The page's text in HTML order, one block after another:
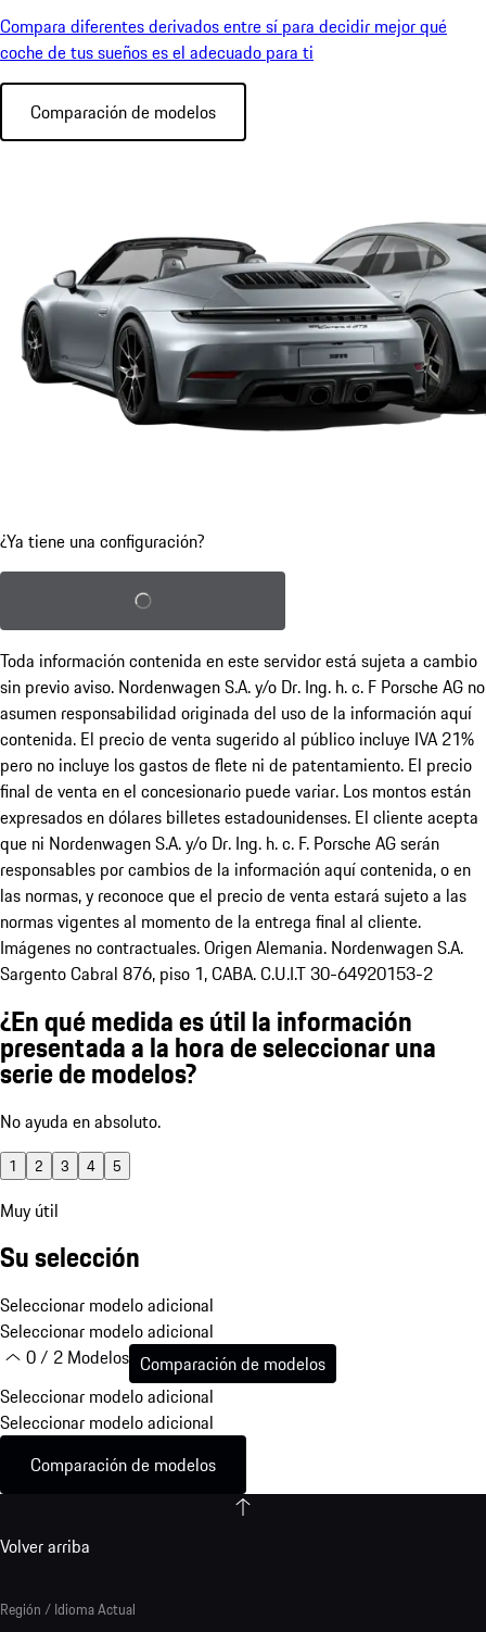
Compara diferentes derivados entre sí para decidir mejor qué
coche de tus sueños es el adecuado para ti
Comparación de modelos
¿Ya tiene una configuración?
Cargar configuración guardada
Toda información contenida en este servidor está sujeta a cambio
sin previo aviso. Nordenwagen S.A. y/o Dr. Ing. h. c. F Porsche AG no
asumen responsabilidad originada del uso de la información aquí
contenida. El precio de venta sugerido al público incluye IVA 21%
pero no incluye los gastos de flete ni de patentamiento. El precio
final de venta en el concesionario puede variar. Los montos están
expresados en dólares billetes estadounidenses. El cliente acepta
que ni Nordenwagen S.A. y/o Dr. Ing. h. c. F. Porsche AG serán
responsables por cambios de la información aquí contenida, o en
las normas, y reconoce que el precio de venta estará sujeto a las
normas vigentes al momento de la entrega final al cliente.
Imágenes no contractuales. Origen Alemania. Nordenwagen S.A.
Sargento Cabral 876, piso 1, CABA. C.U.I.T 30-64920153-2
¿En qué medida es útil la información
presentada a la hora de seleccionar una
serie de modelos?
No ayuda en absoluto.
1 2 3 4 5
Muy útil
Su selección
Seleccionar modelo adicional
Seleccionar modelo adicional
0 / 2 Modelos Comparación de modelos
Seleccionar modelo adicional
Seleccionar modelo adicional
Comparación de modelos